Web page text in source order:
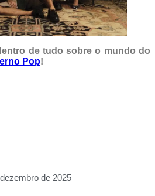
de tudo sobre o mundo do
Pop!
de 2025